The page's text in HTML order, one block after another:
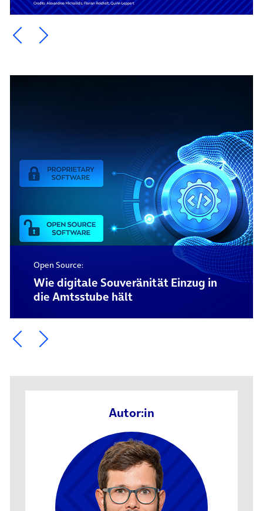
Ein Element zurück blättern
Ein Element weiter blättern
Open Source:
Wie digitale Souveränität Einzug in
die Amtsstube hält
Ein Element zurück blättern
Ein Element weiter blättern
Autor:in